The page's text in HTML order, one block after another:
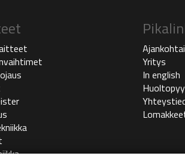
Yritys
In english